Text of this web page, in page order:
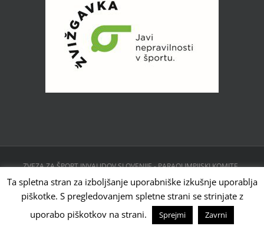
ZVEZA ZA ŠPORT INVALIDOV SLOVENIJE - PARAOLIMPIJSKI KOMITE ,
CESTA 24. JUNIJA 23, 1231 LJUBLJANA, SLOVENIJA | Powered by
WordPress
YouTubeTiktok
Ta spletna stran za izboljšanje uporabniške izkušnje uporablja
piškotke. S pregledovanjem spletne strani se strinjate z
uporabo piškotkov na strani.
Sprejmi Zavrni